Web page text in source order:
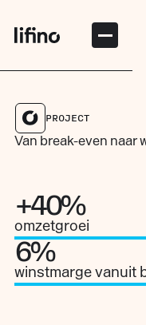
PROJECT
Van break-even naar
+40%
omzetgroei
6%
winstmarge vanuit